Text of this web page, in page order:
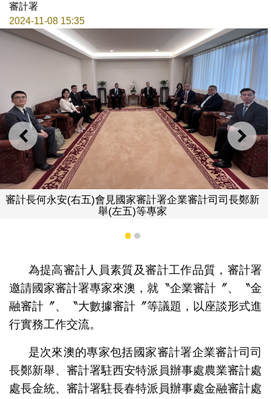
審計署
2024-11-08 15:35
上一則 下一
審計長何永安(右五)會見國家審計署企業審計司司長鄭新
舉(左五)等專家
1 2
為提高審計人員素質及審計工作品質，審計署
邀請國家審計署專家來澳，就〝企業審計〞、〝金
融審計〞、〝大數據審計〞等議題，以座談形式進
行實務工作交流。
是次來澳的專家包括國家審計署企業審計司司
長鄭新舉、審計署駐西安特派員辦事處農業審計處
處長金統、審計署駐長春特派員辦事處金融審計處